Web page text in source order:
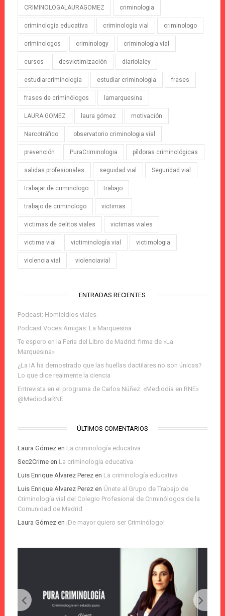
CRIMINOLOGALAURAGOMEZ criminologia
criminologia educativa criminologia vial criminologo
criminologos criminology criminología vial
cursos desvictimización diariolaley
estudiarcriminologia estudiar criminologia frases
frases de criminólogos lamarquesina
LAURA GOMEZ laura gómez motivación
Narcotráfico observatorio criminologia vial
prevención PuraCriminologia píldoras criminológicas
salidas profesionales seguidad vial Seguridad vial
trabajar de criminologo trabajo
trabajo de criminologo victimas
victimas de delitos viales victimas viales
victima vial victiminología vial victimologia
violencia vial violenciavial
ENTRADAS RECIENTES
Podcast: Homicidios viales
Podcast Voces Amigas: La Marquesina
Te espero en la Feria del Libro de Madrid: firma de «La
Marquesina»
¿La IA ha demostrado que las huellas dactilares no son únicas?
Lo que dice realmente la ciencia
Entrevista en el programa de Carlos Núñez: «Mediodía en RNE»
@MediodiaRNE.
ÚLTIMOS COMENTARIOS
Laura Gómezen La criminología educativa
Sec2Crimeen La criminología educativa
Luis Enrique Alvarez Perezen La criminología educativa
Luis Enrique Alvarez Perezen Únete al Grupo de Trabajo de
Criminología vial del Colegio Profesional de Criminólogos de la
Comunidad de Madrid
Laura Gómezen ¡De mayor quiero ser Criminólogo!